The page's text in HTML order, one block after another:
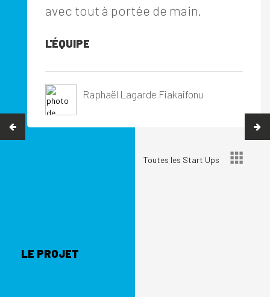
avec tout à portée de main.
L'ÉQUIPE
Raphaël Lagarde Fiakaifonu
Toutes les Start Ups
LE PROJET